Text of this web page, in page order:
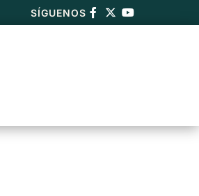
SÍGUENOS